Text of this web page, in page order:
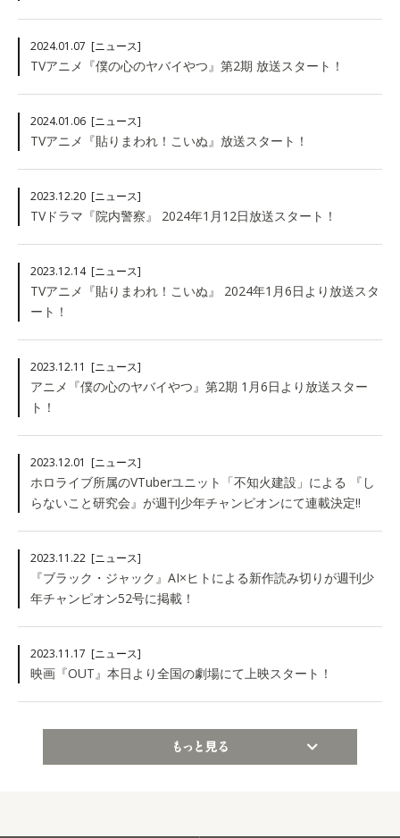
2024.01.07 [ニュース]
TVアニメ『僕の心のヤバイやつ』第2期 放送スタート！
2024.01.06 [ニュース]
TVアニメ『貼りまわれ！こいぬ』放送スタート！
2023.12.20 [ニュース]
TVドラマ『院内警察』 2024年1月12日放送スタート！
2023.12.14 [ニュース]
TVアニメ『貼りまわれ！こいぬ』 2024年1月6日より放送スタ
ート！
2023.12.11 [ニュース]
アニメ『僕の心のヤバイやつ』第2期 1月6日より放送スター
ト！
2023.12.01 [ニュース]
ホロライブ所属のVTuberユニット「不知火建設」による 『し
らないこと研究会』が週刊少年チャンピオンにて連載決定!!
2023.11.22 [ニュース]
『ブラック・ジャック』AI×ヒトによる新作読み切りが週刊少
年チャンピオン52号に掲載！
2023.11.17 [ニュース]
映画『OUT』本日より全国の劇場にて上映スタート！